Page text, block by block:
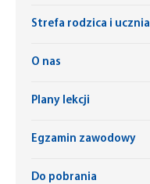
Strefa rodzica i ucznia
O nas
Plany lekcji
Egzamin zawodowy
Do pobrania